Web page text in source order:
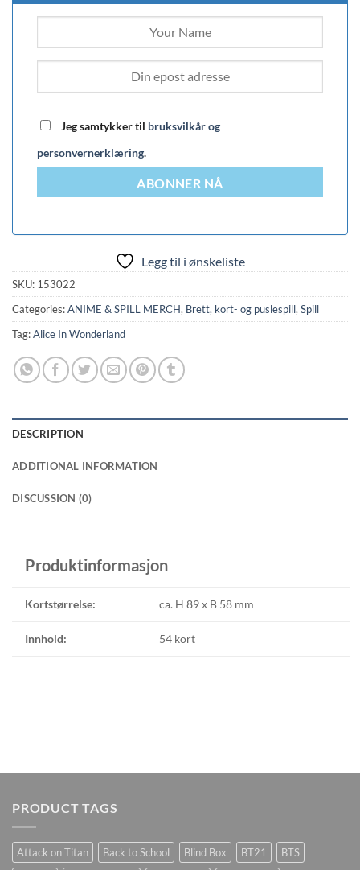
Jeg samtykker til bruksvilkår og
personvernerklæring.
ABONNER NÅ
Legg til i ønskeliste
SKU: 153022
Categories:ANIME & SPILL MERCH, Brett, kort- og puslespill, Spill
Tag:Alice In Wonderland
DESCRIPTION
ADDITIONAL INFORMATION
DISCUSSION (0)
Produktinformasjon
Kortstørrelse: ca. H 89 x B 58 mm
Innhold: 54 kort
PRODUCT TAGS
Attack on Titan Back to School Blind Box BT21
BTS